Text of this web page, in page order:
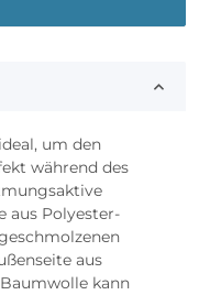
um den
während des
aus Polyester-
aus
kann